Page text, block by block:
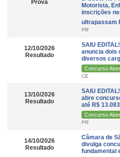
Prova
Motorista,
inscrições
ultrapassam
PR
12/10/2026
Resultado
SAIU
anuncia dois
diversos
Concurso
CE
13/10/2026
Resultado
SAIU
abre
até R$
Concurso
PR
14/10/2026
Resultado
Câmara de
divulga
fundamental